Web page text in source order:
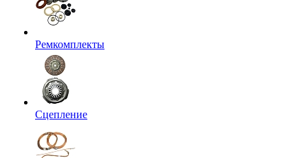
Ремкомплекты
Сцепление